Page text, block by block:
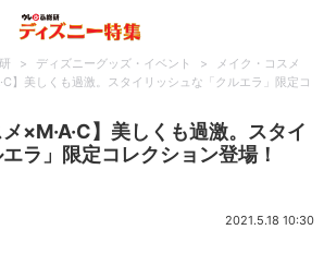
> ディズニーグッズ・イベント >
メイク・コスメ
】美しくも過激。スタイリッシュな「クルエラ」限定コ
メ×M·A·C】美しくも過激。スタイ
ラ」限定コレクション登場！
2021.5.18 10:30